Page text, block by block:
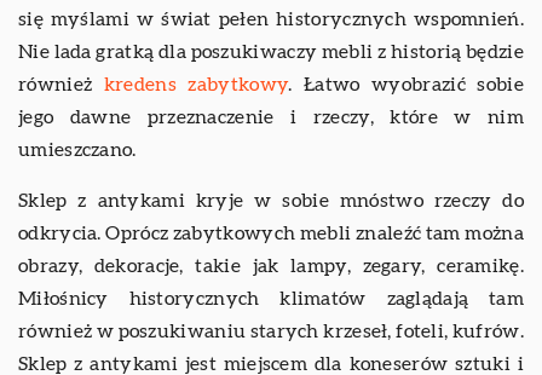
się myślami w świat pełen historycznych wspomnień.
Nie lada gratką dla poszukiwaczy mebli z historią będzie
również kredens zabytkowy. Łatwo wyobrazić sobie
jego dawne przeznaczenie i rzeczy, które w nim
umieszczano.
Sklep z antykami kryje w sobie mnóstwo rzeczy do
odkrycia. Oprócz zabytkowych mebli znaleźć tam można
obrazy, dekoracje, takie jak lampy, zegary, ceramikę.
Miłośnicy historycznych klimatów zaglądają tam
również w poszukiwaniu starych krzeseł, foteli, kufrów.
Sklep z antykami jest miejscem dla koneserów sztuki i